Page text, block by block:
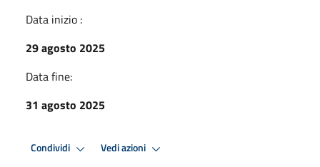
Data inizio :
29 agosto 2025
Data fine:
31 agosto 2025
Condividi Vedi azioni